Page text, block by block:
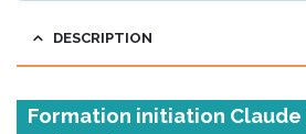
DESCRIPTION
Formation initiation Claude